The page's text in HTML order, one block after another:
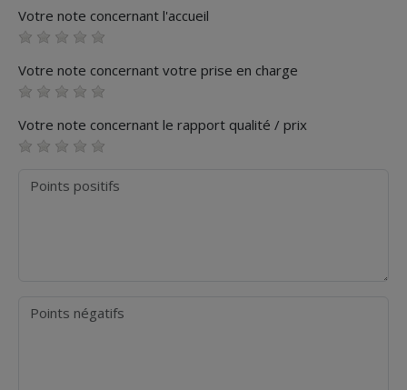
Votre note concernant l'accueil
Votre note concernant votre prise en charge
Votre note concernant le rapport qualité / prix
Points positifs
Points négatifs